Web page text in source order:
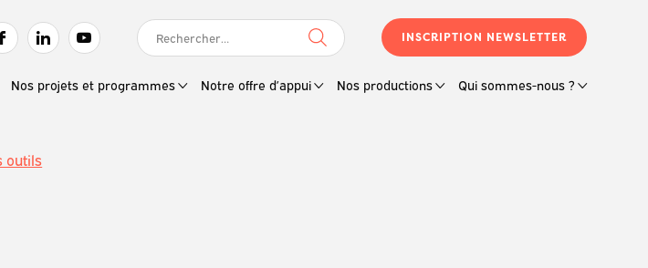
RECHERCHER :
INSCRIPTION NEWSLETTER
Nos projets et programmes Notre offre d’appui Nos productions Qui sommes-nous ?
outils